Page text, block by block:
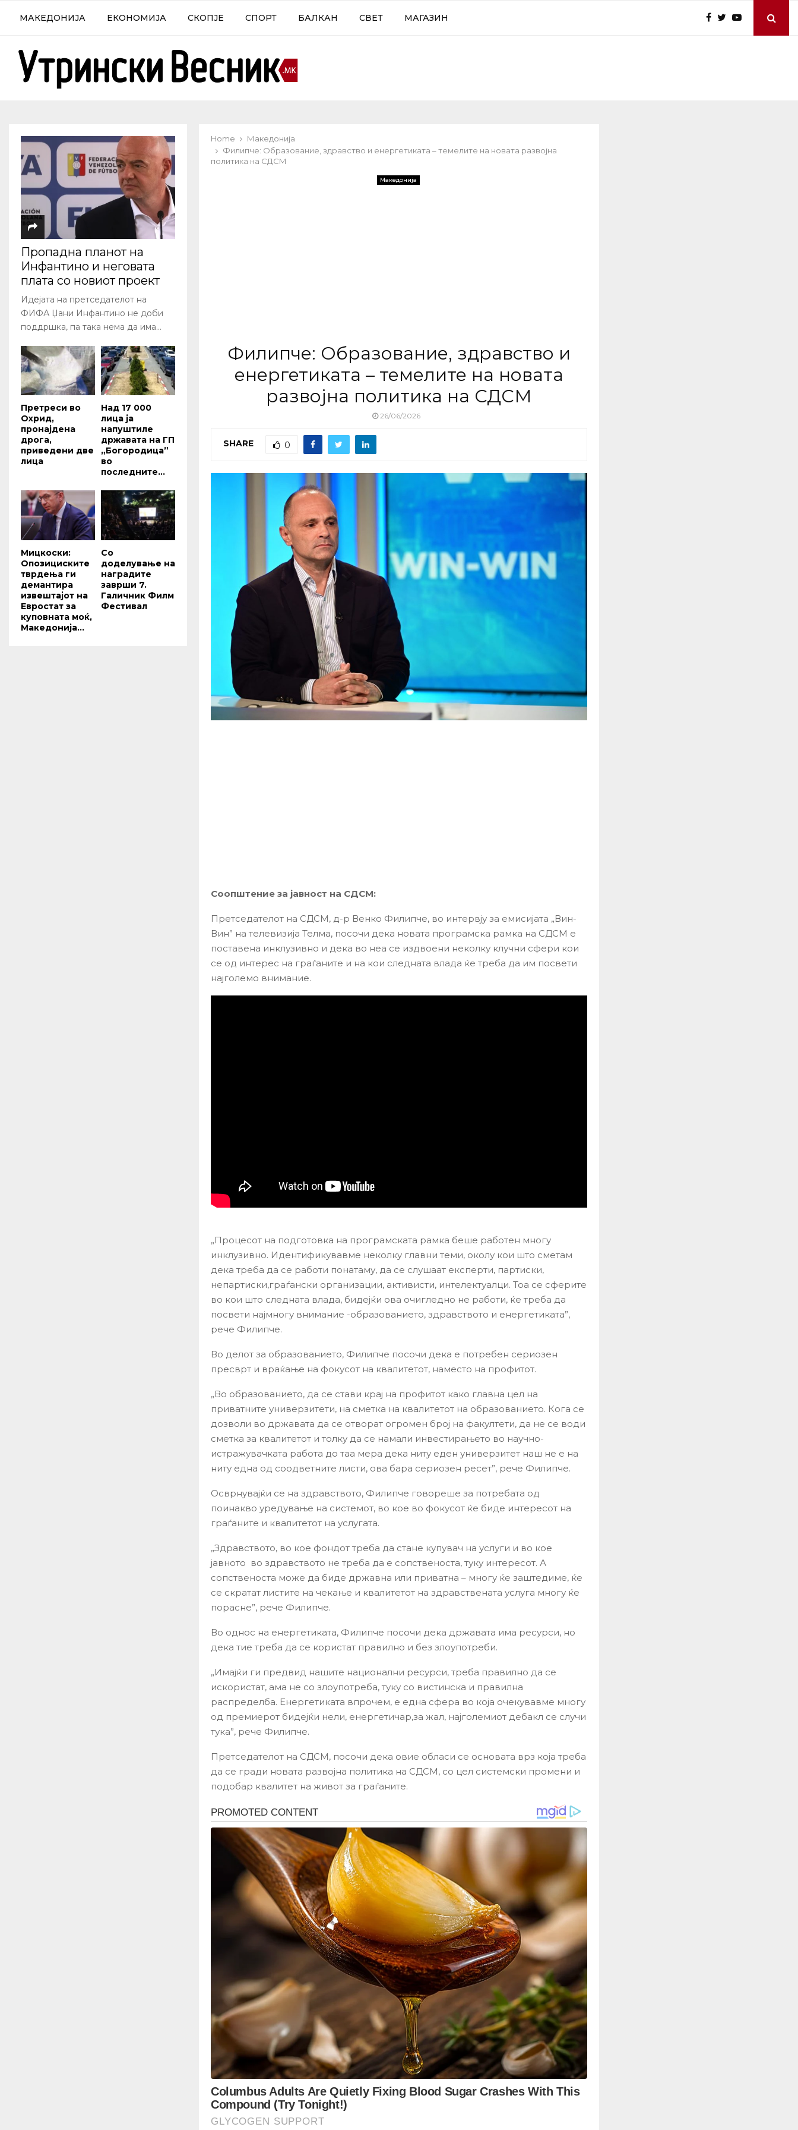
МАКЕДОНИЈА ЕКОНОМИЈА СКОПЈЕ СПОРТ БАЛКАН СВЕТ МАГАЗИН
Home
Македонија
Филипче: Образование, здравство и енергетиката – темелите на новата развојна
политика на СДСМ
Македонија
Филипче: Образование, здравство и
енергетиката – темелите на новата
развојна политика на СДСМ
26/06/2026
SHARE 0
Соопштение за јавност на СДСМ:
Претседателот на СДСМ, д-р Венко Филипче, во интервју за емисијата „Вин-
Вин” на телевизија Телма, посочи дека новата програмска рамка на СДСМ е
поставена инклузивно и дека во неа се издвоени неколку клучни сфери кои
се од интерес на граѓаните и на кои следната влада ќе треба да им посвети
најголемо внимание.
„Процесот на подготовка на програмската рамка беше работен многу
инклузивно. Идентификувавме неколку главни теми, околу кои што сметам
дека треба да се работи понатаму, да се слушаат експерти, партиски,
непартиски,граѓански организации, активисти, интелектуалци. Тоа се сферите
во кои што следната влада, бидејќи ова очигледно не работи, ќе треба да
посвети најмногу внимание -образованието, здравството и енергетиката”,
рече Филипче.
Во делот за образованието, Филипче посочи дека е потребен сериозен
пресврт и враќање на фокусот на квалитетот, наместо на профитот.
„Во образованието, да се стави крај на профитот како главна цел на
приватните универзитети, на сметка на квалитетот на образованието. Кога се
дозволи во државата да се отворат огромен број на факултети, да не се води
сметка за квалитетот и толку да се намали инвестирањето во научно-
истражувачката работа до таа мера дека ниту еден универзитет наш не е на
ниту една од соодветните листи, ова бара сериозен ресет”, рече Филипче.
Осврнувајќи се на здравството, Филипче говореше за потребата од
поинакво уредување на системот, во кое во фокусот ќе биде интересот на
граѓаните и квалитетот на услугата.
„Здравството, во кое фондот треба да стане купувач на услуги и во кое
јавното во здравството не треба да е сопственоста, туку интересот. А
сопственоста може да биде државна или приватна – многу ќе заштедиме, ќе
се скратат листите на чекање и квалитетот на здравствената услуга многу ќе
порасне”, рече Филипче.
Во однос на енергетиката, Филипче посочи дека државата има ресурси, но
дека тие треба да се користат правилно и без злоупотреби.
„Имајќи ги предвид нашите национални ресурси, треба правилно да се
искористат, ама не со злоупотреба, туку со вистинска и правилна
распределба. Енергетиката впрочем, е една сфера во која очекувавме многу
од премиерот бидејќи нели, енергетичар,за жал, најголемиот дебакл се случи
тука”, рече Филипче.
Претседателот на СДСМ, посочи дека овие обласи се основата врз која треба
да се гради новата развојна политика на СДСМ, со цел системски промени и
подобар квалитет на живот за граѓаните.
Пропадна планот на
Инфантино и неговата
плата со новиот проект
Идејата на претседателот на
ФИФА Џани Инфантино не доби
поддршка, па така нема да има...
Претреси во
Охрид,
пронајдена
дрога,
приведени две
лица
Над 17 000
лица ја
напуштиле
државата на ГП
„Богородица”
во
последните...
Мицкоски:
Опозициските
тврдења ги
демантира
извештајот на
Евростат за
куповната моќ,
Македонија...
Со
доделување на
наградите
заврши 7.
Галичник Филм
Фестивал